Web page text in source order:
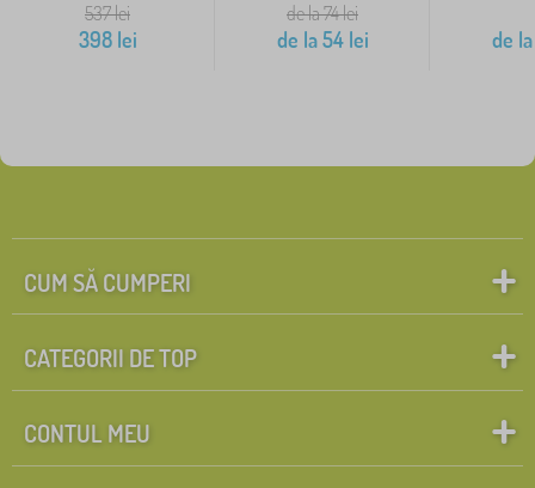
537lei
398lei
de la 74lei
de la54lei de la
CUM SĂ CUMPERI
CATEGORII DE TOP
CONTUL MEU